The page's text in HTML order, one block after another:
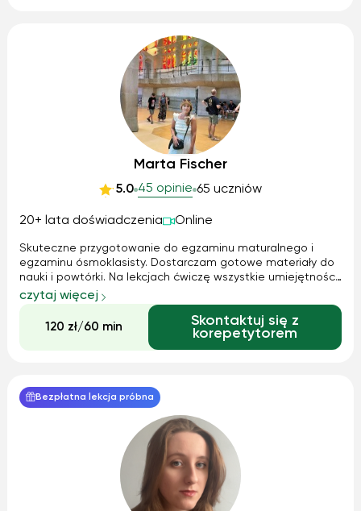
Marta Fischer
5.0 45 opinie 65 uczniów
20+ lata doświadczenia Online
Skuteczne przygotowanie do egzaminu maturalnego i
egzaminu ósmoklasisty. Dostarczam gotowe materiały do
nauki i powtórki. Na lekcjach ćwiczę wszystkie umiejętności
potrzebne do zdania matury pisemnej i ustnej. Nauka
dostępna również w wersji online.
czytaj więcej
120 zł/60 min
Skontaktuj się z
korepetytorem
Bezpłatna lekcja próbna